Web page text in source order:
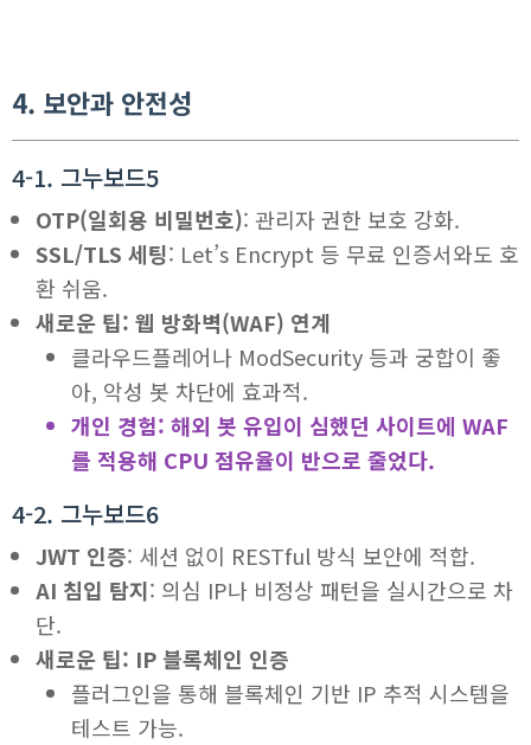
4. 보안과 안전성
4-1. 그누보드5
OTP(일회용 비밀번호): 관리자 권한 보호 강화.
SSL/TLS 세팅: Let’s Encrypt 등 무료 인증서와도 호
환 쉬움.
새로운 팁: 웹 방화벽(WAF) 연계
클라우드플레어나 ModSecurity 등과 궁합이 좋
아, 악성 봇 차단에 효과적.
개인 경험: 해외 봇 유입이 심했던 사이트에 WAF
를 적용해 CPU 점유율이 반으로 줄었다.
4-2. 그누보드6
JWT 인증: 세션 없이 RESTful 방식 보안에 적합.
AI 침입 탐지: 의심 IP나 비정상 패턴을 실시간으로 차
단.
새로운 팁: IP 블록체인 인증
플러그인을 통해 블록체인 기반 IP 추적 시스템을
테스트 가능.